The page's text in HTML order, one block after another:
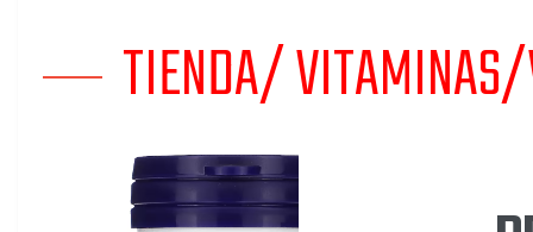
TIENDA/VITAMINAS/